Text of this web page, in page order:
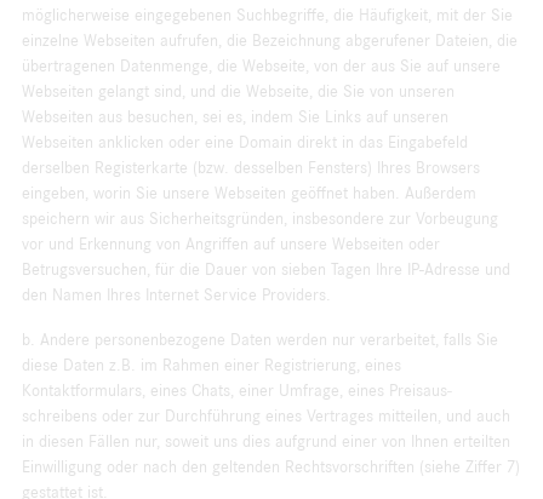
möglicherweise eingegebenen Suchbegriffe, die Häufigkeit, mit der Sie
einzelne Webseiten aufrufen, die Bezeichnung abgerufener Dateien, die
übertragenen Datenmenge, die Webseite, von der aus Sie auf unsere
Webseiten gelangt sind, und die Webseite, die Sie von unseren
Webseiten aus besuchen, sei es, indem Sie Links auf unseren
Webseiten anklicken oder eine Domain direkt in das Eingabefeld
derselben Registerkarte (bzw. desselben Fensters) Ihres Browsers
eingeben, worin Sie unsere Webseiten geöffnet haben. Außerdem
speichern wir aus Sicherheitsgründen, insbesondere zur Vorbeugung
vor und Erkennung von Angriffen auf unsere Webseiten oder
Betrugsversuchen, für die Dauer von sieben Tagen Ihre IP-Adresse und
den Namen Ihres Internet Service Providers.
b. Andere personenbezogene Daten werden nur verarbeitet, falls Sie
diese Daten z.B. im Rahmen einer Registrierung, eines
Kontaktformulars, eines Chats, einer Umfrage, eines Preisaus­
schreibens oder zur Durchführung eines Vertrages mitteilen, und auch
in diesen Fällen nur, soweit uns dies aufgrund einer von Ihnen erteilten
Einwilligung oder nach den geltenden Rechtsvorschriften (siehe Ziffer 7)
gestattet ist.